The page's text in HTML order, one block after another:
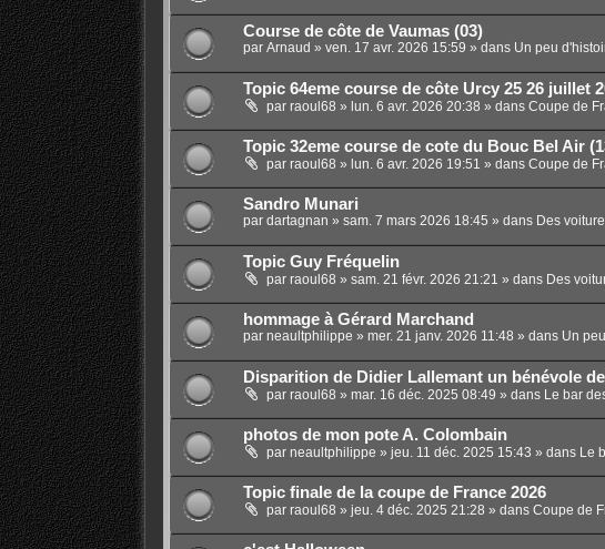
Course de côte de Vaumas (03)
par Arnaud » ven. 17 avr. 2026 15:59 » dans Un peu
Topic 64eme course de côte Urcy 25 26 juillet
par raoul68 » lun. 6 avr. 2026 20:38 » dans Coupe de
Topic 32eme course de cote du Bouc Bel Air
par raoul68 » lun. 6 avr. 2026 19:51 » dans Coupe de
Sandro Munari
par dartagnan » sam. 7 mars 2026 18:45 » dans Des
Topic Guy Fréquelin
par raoul68 » sam. 21 févr. 2026 21:21 » dans Des
hommage à Gérard Marchand
par neaultphilippe » mer. 21 janv. 2026 11:48 » dans Un
Disparition de Didier Lallemant un bénévole
par raoul68 » mar. 16 déc. 2025 08:49 » dans Le bar
photos de mon pote A. Colombain
par neaultphilippe » jeu. 11 déc. 2025 15:43 » dans Le
Topic finale de la coupe de France 2026
par raoul68 » jeu. 4 déc. 2025 21:28 » dans Coupe de